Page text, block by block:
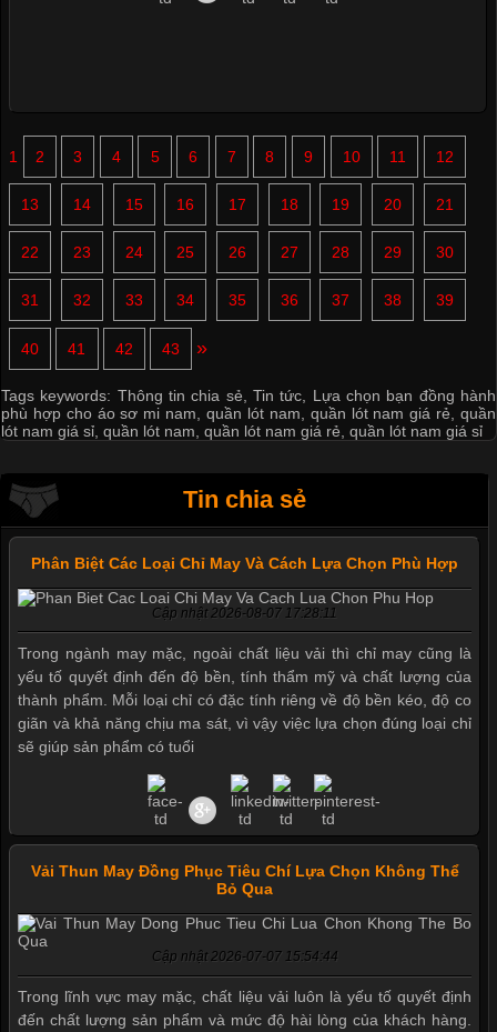
1 2 3 4 5 6 7 8 9 10 11 12
13 14 15 16 17 18 19 20 21
22 23 24 25 26 27 28 29 30
31 32 33 34 35 36 37 38 39
40 41 42 43 »
Tags keywords: Thông tin chia sẻ ,Tin tức
Lựa chọn bạn đồng hành
phù hợp cho áo sơ mi nam ,quần lót nam quần lót nam giá rẻ ,quần
lót nam giá sỉ quần lót nam quần lót nam giá rẻ quần lót nam giá sỉ
Tin chia sẻ
Phân Biệt Các Loại Chỉ May Và Cách Lựa Chọn Phù Hợp
Cập nhật 2026-08-07 17:28:11
Trong ngành may mặc, ngoài chất liệu vải thì chỉ may cũng là
yếu tố quyết định đến độ bền, tính thẩm mỹ và chất lượng của
thành phẩm. Mỗi loại chỉ có đặc tính riêng về độ bền kéo, độ co
giãn và khả năng chịu ma sát, vì vậy việc lựa chọn đúng loại chỉ
sẽ giúp sản phẩm có tuổi
Vải Thun May Đồng Phục Tiêu Chí Lựa Chọn Không Thể
Bỏ Qua
Cập nhật 2026-07-07 15:54:44
Trong lĩnh vực may mặc, chất liệu vải luôn là yếu tố quyết định
đến chất lượng sản phẩm và mức độ hài lòng của khách hàng.
Mẫu quần short quần lót nam nữ hè thu 2017
Thị hiều quần lót nam bơi lội nam và nữ 2017